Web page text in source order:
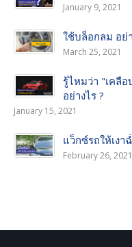
January 9, 2021
ใช้บล็อกลม อย่
March 25, 2021
รู้ไหมว่า "เคลื
อย่างไร ?
January 15, 2021
แว็กซ์รถให้เงา
February 26, 2021